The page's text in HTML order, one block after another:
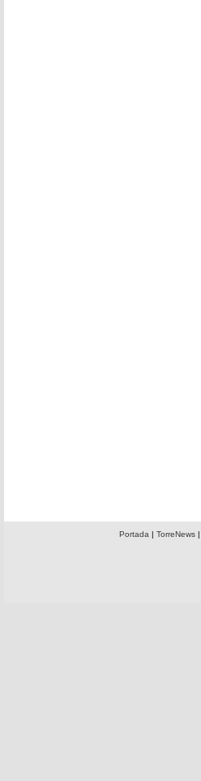
Portada | TorreNews|